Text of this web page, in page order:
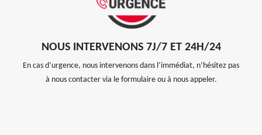
NOUS INTERVENONS 7J/7 ET 24H/24
En cas d’urgence, nous intervenons dans l’immédiat, n’hésitez pas
à nous contacter via le formulaire ou à nous appeler.